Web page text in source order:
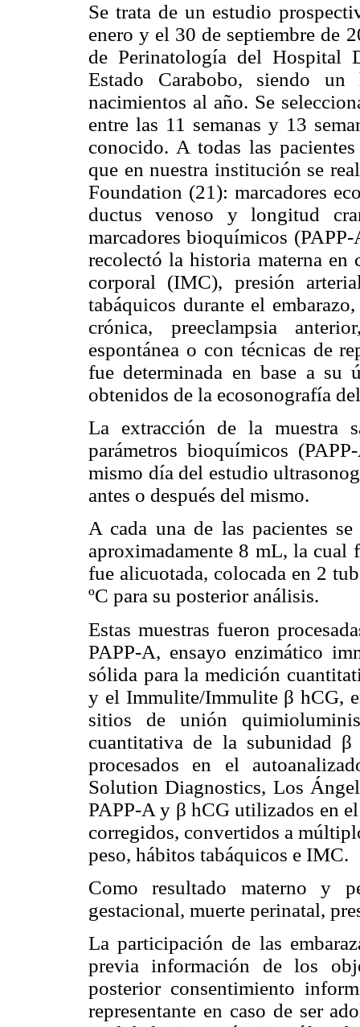
Se trata de un estudio
enero y el 30 de septiembre de
de Perinatología del Hospital
Estado Carabobo, siendo
nacimientos al año. Se
entre las 11 semanas y 13
conocido. A todas las
que en nuestra institución se
Foundation (21): marcadores
ductus venoso y longitud
marcadores bioquímicos
recolectó la historia materna en
corporal (IMC), presión
tabáquicos durante el
crónica, preeclampsia
espontánea o con técnicas de
fue determinada en base a su
obtenidos de la ecosonografía
La extracción de la muestra
parámetros bioquímicos
mismo día del estudio
antes o después del mismo.
A cada una de las pacientes
aproximadamente 8 mL, la cual
fue alicuotada, colocada en 2
ºC para su posterior análisis.
Estas muestras fueron
PAPP-A, ensayo enzimático
sólida para la medición
y el Immulite/Immulite β hCG,
sitios de unión
cuantitativa de la subunidad
procesados en el
Solution Diagnostics, Los
PAPP-A y β hCG utilizados en
corregidos, convertidos a
peso, hábitos tabáquicos e IMC.
Como resultado materno y
gestacional, muerte perinatal,
La participación de las
previa información de los
posterior consentimiento
representante en caso de ser